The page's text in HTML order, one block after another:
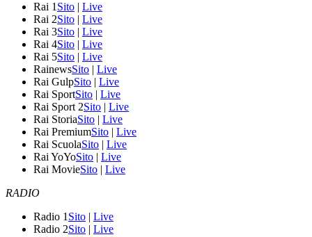
Rai 1 Sito | Live
Rai 2Sito | Live
Rai 3Sito | Live
Rai 4Sito | Live
Rai 5Sito | Live
RainewsSito | Live
Rai GulpSito | Live
Rai SportSito | Live
Rai Sport 2Sito | Live
Rai StoriaSito | Live
Rai PremiumSito | Live
Rai ScuolaSito | Live
Rai YoYoSito | Live
Rai MovieSito | Live
RADIO
Radio 1 Sito | Live
Radio 2Sito | Live